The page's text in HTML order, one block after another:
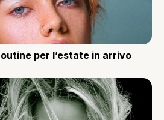
per l’estate in arrivo